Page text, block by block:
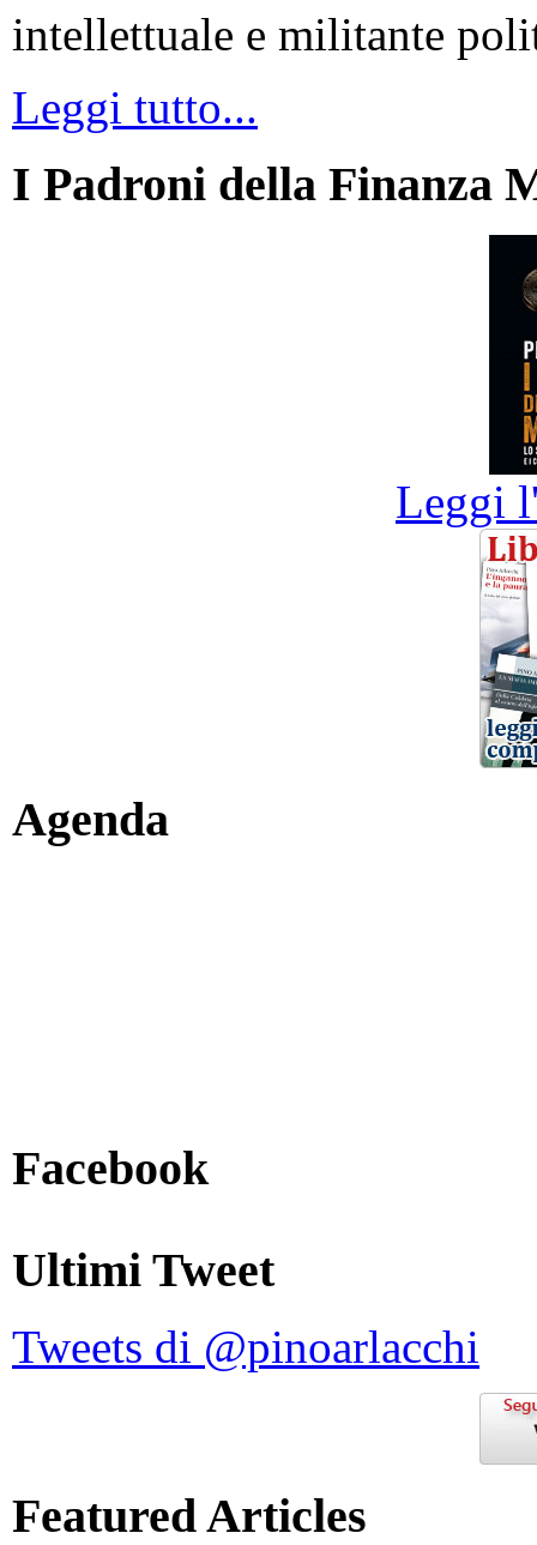
intellettuale e militante
Leggi tutto...
I Padroni della Finanza
Leggi
Agenda
Facebook
Ultimi Tweet
Tweets di @pinoarlacchi
Featured Articles